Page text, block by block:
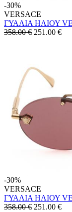
-30%
VERSACE
ΓΥΑΛΙΑ ΗΛΙΟΥ
358.00 € 251.00 €
-30%
VERSACE
ΓΥΑΛΙΑ ΗΛΙΟΥ
358.00 € 251.00 €